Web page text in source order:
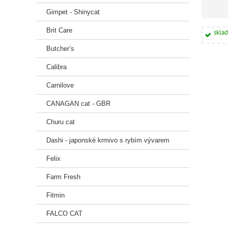
Gimpet - Shinycat
Brit Care
Butcher’s
Calibra
Carnilove
CANAGAN cat - GBR
Churu cat
Dashi - japonské krmivo s rybím vývarem
Felix
Farm Fresh
Fitmin
FALCO CAT